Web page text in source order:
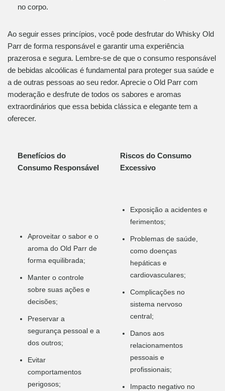
no corpo.
Ao seguir esses princípios, você pode desfrutar do Whisky Old
Parr de forma responsável e garantir uma experiência
prazerosa e segura. Lembre-se de que o consumo responsável
de bebidas alcoólicas é fundamental para proteger sua saúde e
a de outras pessoas ao seu redor. Aprecie o Old Parr com
moderação e desfrute de todos os sabores e aromas
extraordinários que essa bebida clássica e elegante tem a
oferecer.
Benefícios do
Consumo Responsável
Riscos do Consumo
Excessivo
Aproveitar o sabor e o
aroma do Old Parr de
forma equilibrada;
Manter o controle
sobre suas ações e
decisões;
Preservar a
segurança pessoal e a
dos outros;
Evitar
comportamentos
perigosos;
Exposição a acidentes e
ferimentos;
Problemas de saúde,
como doenças
hepáticas e
cardiovasculares;
Complicações no
sistema nervoso
central;
Danos aos
relacionamentos
pessoais e
profissionais;
Impacto negativo no